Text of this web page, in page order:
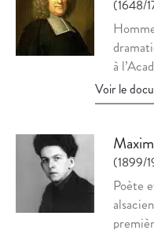
(1648/
à
Voir le
(1899/
Poète